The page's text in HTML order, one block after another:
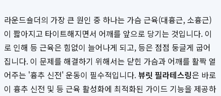
라운드숄더의 가장 큰 원인 중 하나는 가슴 근육(대흉근, 소흉근)
이 짧아지고 타이트해지면서 어깨를 앞으로 당기는 것입니다. 이
로 인해 등 근육은 힘없이 늘어나게 되고, 등은 점점 둥글게 굽어
집니다. 이 문제를 해결하기 위해서는 닫힌 가슴과 어깨를 활짝 열
어주는 '흉추 신전' 운동이 필수적입니다.뷰릿 필라테스링은 바로
이 흉추 신전 및 등 근육 활성화에 최적화된 가이드 기능을 제공하